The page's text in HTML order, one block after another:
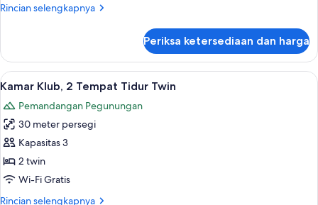
Tidur
Rincian selengkapnya
Rincian
Kamar
Klub,
1
Tidur
King
Periksa ketersediaan dan harga
Lihat
semua
foto
untuk
Kamar
Klub,
2
Seprai premium, selimut bulu angsa,
5
Kamar Klub, 2 Tempat Tidur Twin
Pemandangan Pegunungan
30 meter persegi
Kapasitas 3
2 twin
Wi-Fi Gratis
Rincian selengkapnya
Rincian